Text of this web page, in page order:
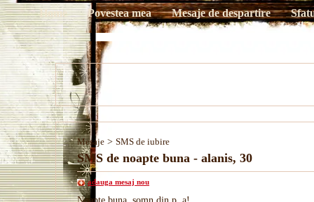
Home Povestea mea Mesaje de despartire
Mesaje > SMS de iubire
SMS de noapte buna - alanis, 30
adauga mesaj nou